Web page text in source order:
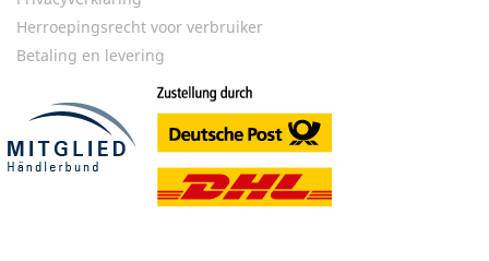
Herroepingsrecht voor verbruiker
Betaling en levering